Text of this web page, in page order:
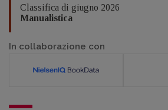
Classifica di giugno 2026
Manualistica
In collaborazione con